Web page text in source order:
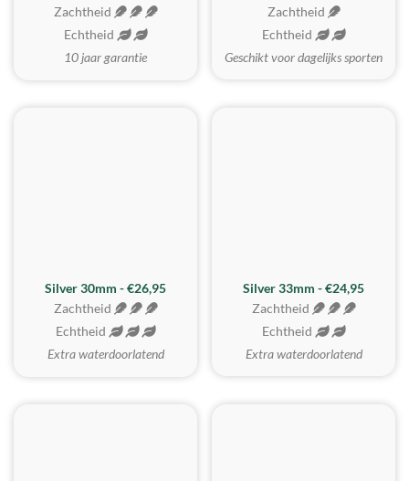
Zachtheid
Echtheid
10 jaar garantie
Zachtheid
Echtheid
Geschikt voor dagelijks sporten
Silver 30mm - €26,95
Zachtheid
Echtheid
Extra waterdoorlatend
Silver 33mm - €24,95
Zachtheid
Echtheid
Extra waterdoorlatend